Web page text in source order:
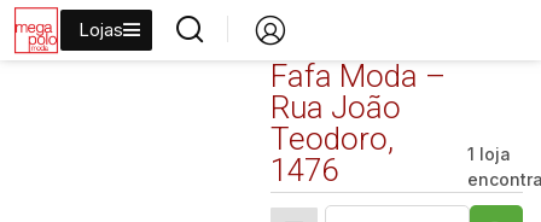
Lojas
Fafa Moda –
Rua João
Teodoro,
1476
1 loja